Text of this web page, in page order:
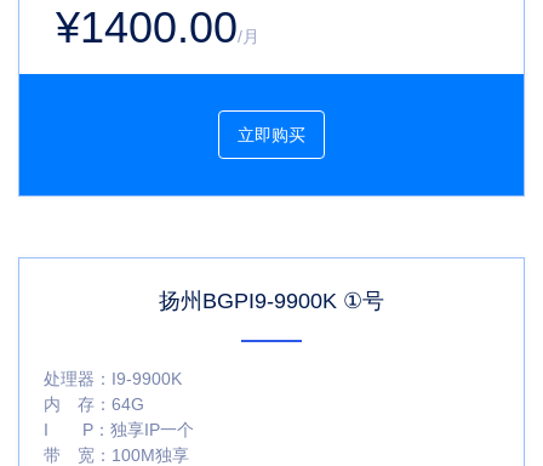
¥1400.00/月
立即购买
扬州BGPI9-9900K ①号
处理器： I9-9900K
内 存： 64G
I P： 独享IP一个
带 宽： 100M独享